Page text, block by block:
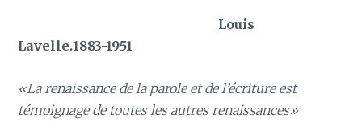
Louis
Lavelle.1883-1951
«La renaissance de la parole et de l’écriture est
témoignage de toutes les autres renaissances»